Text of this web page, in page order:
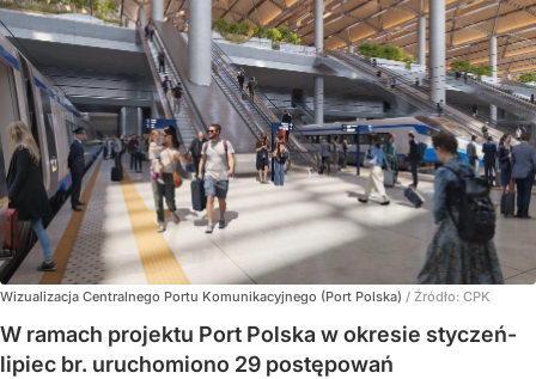
Wizualizacja Centralnego Portu Komunikacyjnego (Port Polska) / Źródło: CPK
W ramach projektu Port Polska w okresie styczeń-
lipiec br. uruchomiono 29 postępowań